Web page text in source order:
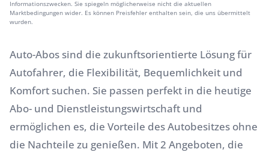
Informationszwecken. Sie spiegeln möglicherweise nicht die aktuellen
Marktbedingungen wider. Es können Preisfehler enthalten sein, die uns übermittelt
wurden.
Auto-Abos sind die zukunftsorientierte Lösung für
Autofahrer, die Flexibilität, Bequemlichkeit und
Komfort suchen. Sie passen perfekt in die heutige
Abo- und Dienstleistungswirtschaft und
ermöglichen es, die Vorteile des Autobesitzes ohne
die Nachteile zu genießen. Mit 2 Angeboten, die